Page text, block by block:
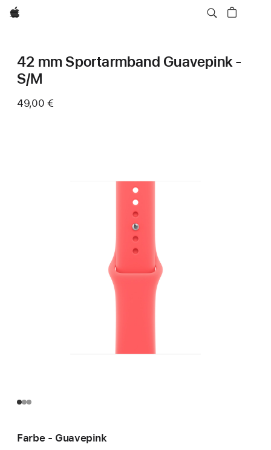
Apple
42 mm Sportarmband Guavepink -
S/M
49,00 €
Farbe - Guavepink